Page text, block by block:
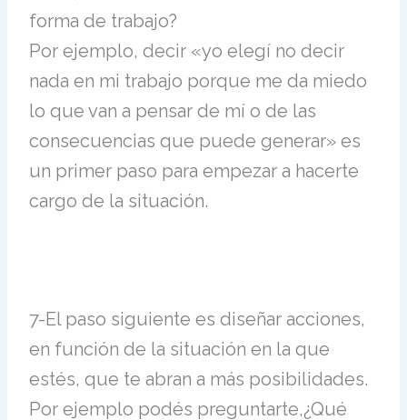
forma de trabajo?
Por ejemplo, decir «yo elegí no decir
nada en mi trabajo porque me da miedo
lo que van a pensar de mí o de las
consecuencias que puede generar» es
un primer paso para empezar a hacerte
cargo de la situación.
7-El paso siguiente es diseñar acciones,
en función de la situación en la que
estés, que te abran a más posibilidades.
Por ejemplo podés preguntarte,¿Qué